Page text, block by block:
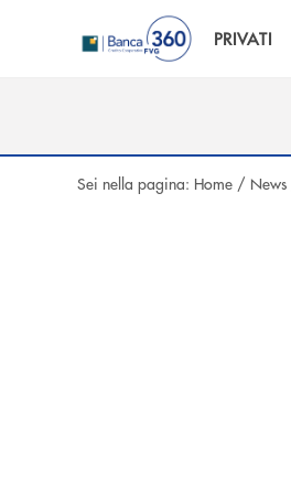
Salta al contenuto principale
PRIVATI
Sei nella pagina: Home / News